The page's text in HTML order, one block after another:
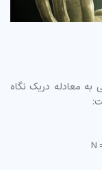
به معادله دریک نگاه
N